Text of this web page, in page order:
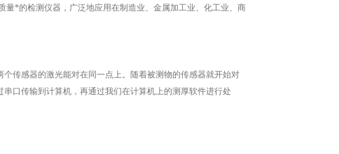
*的检测仪器，广泛地应用在制造业、金属加工业、化工业、商
传感器的激光能对在同一点上。随着被测物的传感器就开始对
口传输到计算机，再通过我们在计算机上的测厚软件进行处